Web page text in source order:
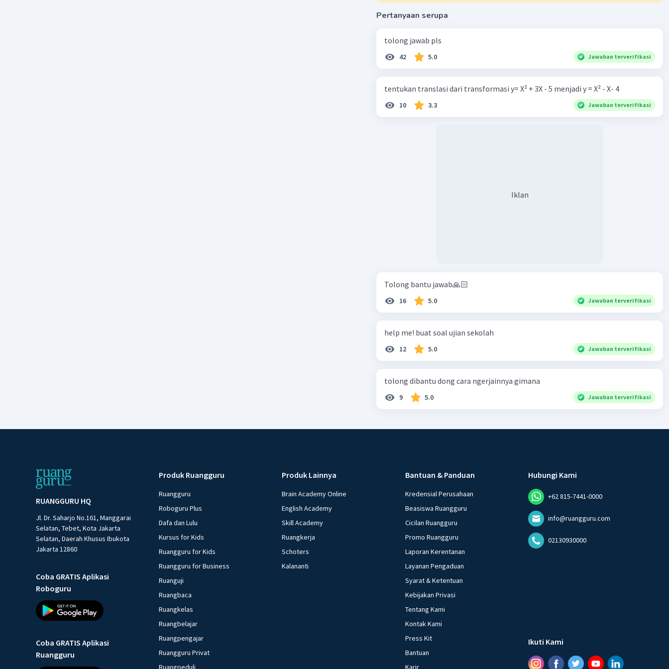
Pertanyaan serupa
tolong jawab pls
42 5.0 Jawaban terverifikasi
tentukan translasi dari transformasi y= X² + 3X - 5 menjadi y = X² - X- 4
10 3.3 Jawaban terverifikasi
Iklan
Tolong bantu jawab🙏🏻
16 5.0 Jawaban terverifikasi
help me! buat soal ujian sekolah
12 5.0 Jawaban terverifikasi
tolong dibantu dong cara ngerjainnya gimana
9 5.0 Jawaban terverifikasi
RUANGGURU HQ
Jl. Dr. Saharjo No.161, Manggarai
Selatan, Tebet, Kota Jakarta
Selatan, Daerah Khusus Ibukota
Jakarta 12860
Coba GRATIS Aplikasi
Roboguru
Coba GRATIS Aplikasi
Ruangguru
Produk Ruangguru
Ruangguru
Roboguru Plus
Dafa dan Lulu
Kursus for Kids
Ruangguru for Kids
Ruangguru for Business
Ruanguji
Ruangbaca
Ruangkelas
Ruangbelajar
Ruangpengajar
Ruangguru Privat
Ruangpeduli
Produk Lainnya
Brain Academy Online
English Academy
Skill Academy
Ruangkerja
Schoters
Kalananti
Bantuan & Panduan
Kredensial Perusahaan
Beasiswa Ruangguru
Cicilan Ruangguru
Promo Ruangguru
Laporan Kerentanan
Layanan Pengaduan
Syarat & Ketentuan
Kebijakan Privasi
Tentang Kami
Kontak Kami
Press Kit
Bantuan
Karir
Hubungi Kami
+62 815-7441-0000
info@ruangguru.com
02130930000
Ikuti Kami